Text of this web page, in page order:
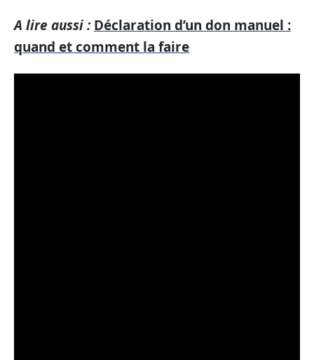
A lire aussi : Déclaration d’un don manuel :
quand et comment la faire